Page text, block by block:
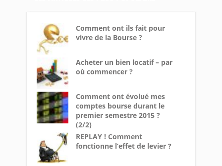
Comment ont ils fait pour
vivre de la Bourse ?
Acheter un bien locatif – par
où commencer ?
Comment ont évolué mes
comptes bourse durant le
premier semestre 2015 ?
(2/2)
REPLAY ! Comment
fonctionne l’effet de levier ?